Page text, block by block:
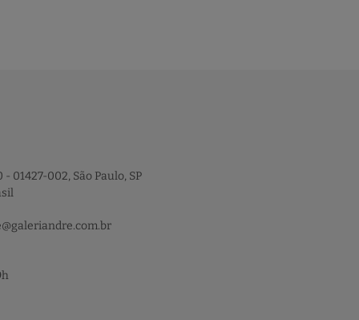
01427-002, São Paulo, SP